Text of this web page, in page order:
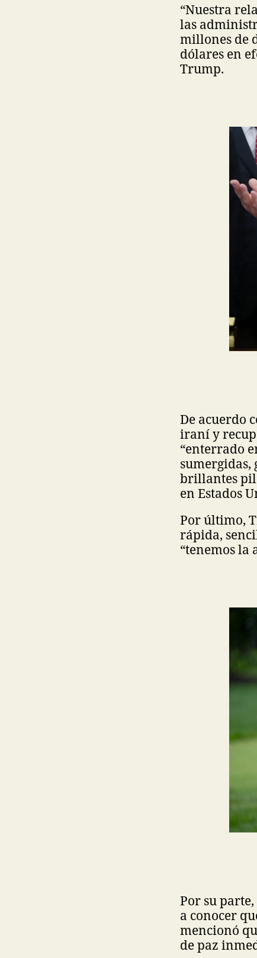
“Nuestra
las
millones de
dólares en
Trump.
De acuerdo
iraní y
“enterrado
sumergidas,
brillantes
en Estados
Por último,
rápida,
“tenemos
Por su
a conocer
mencionó
de paz